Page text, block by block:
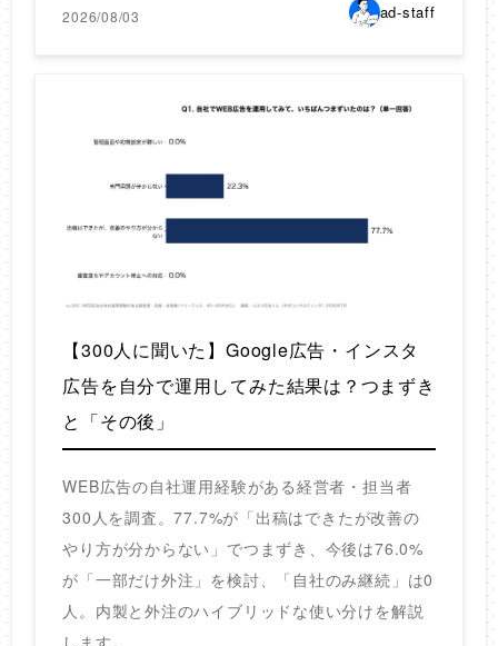
2026/08/03 ad-staff
【300人に聞いた】Google広告・インスタ
広告を自分で運用してみた結果は？つまずき
と「その後」
WEB広告の自社運用経験がある経営者・担当者
300人を調査。77.7%が「出稿はできたが改善の
やり方が分からない」でつまずき、今後は76.0%
が「一部だけ外注」を検討、「自社のみ継続」は0
人。内製と外注のハイブリッドな使い分けを解説
します。